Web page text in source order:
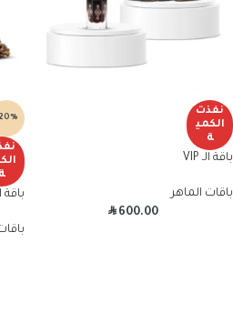
نفذت
الكمي
ة
باقة الـ VIP
باقات الماهر
R600.00
ة
باقة